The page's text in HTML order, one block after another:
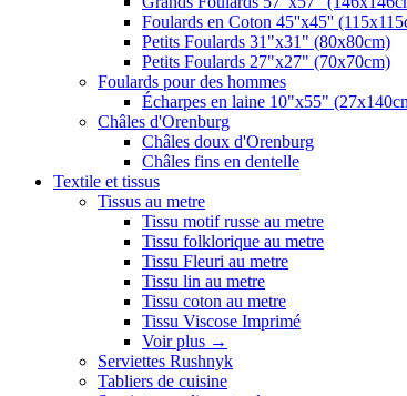
Foulards en Coton 45''x45''
Petits Foulards 31"x31" (80x80cm)
Petits Foulards 27"x27" (70x70cm)
Foulards pour des hommes
Écharpes en laine 10"x55"
Châles d'Orenburg
Châles doux d'Orenburg
Châles fins en dentelle
Textile et tissus
Tissus au metre
Tissu motif russe au metre
Tissu folklorique au metre
Tissu Fleuri au metre
Tissu lin au metre
Tissu coton au metre
Tissu Viscose Imprimé
Voir plus →
Serviettes Rushnyk
Tabliers de cuisine